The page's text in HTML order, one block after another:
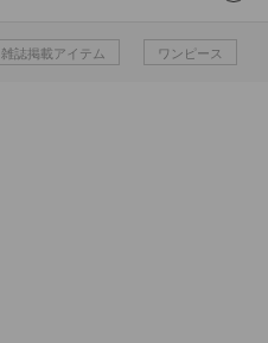
雑誌掲載アイテム ワンピース